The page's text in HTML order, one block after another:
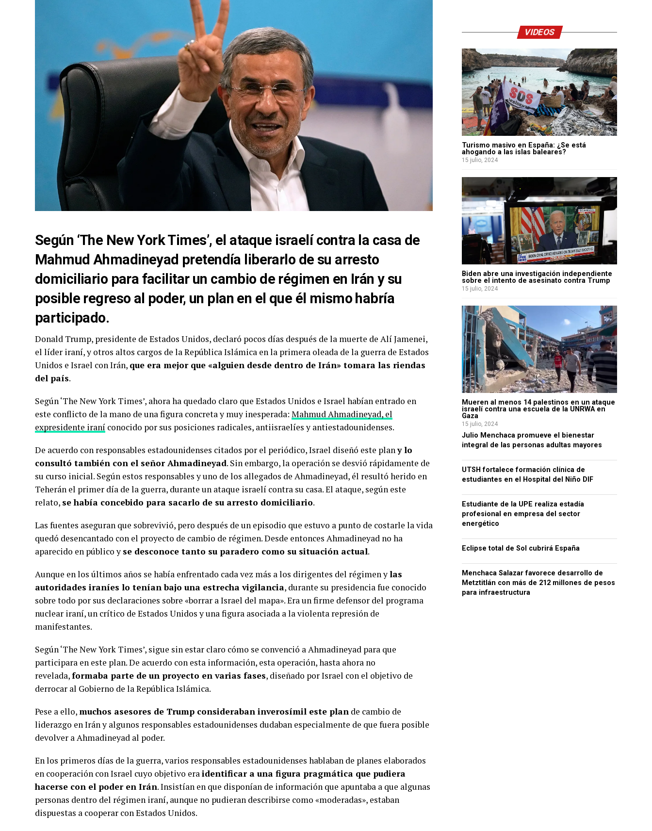
Según ‘The New York Times’, el ataque israelí contra la casa de
Mahmud Ahmadineyad pretendía liberarlo de su arresto
domiciliario para facilitar un cambio de régimen en Irán y su
posible regreso al poder, un plan en el que él mismo habría
participado.
Donald Trump, presidente de Estados Unidos, declaró pocos días después de la muerte de Alí Jamenei,
el líder iraní, y otros altos cargos de la República Islámica en la primera oleada de la guerra de Estados
Unidos e Israel con Irán, que era mejor que «alguien desde dentro de Irán» tomara las riendas
del país.
Según ‘The New York Times’, ahora ha quedado claro que Estados Unidos e Israel habían entrado en
este conflicto de la mano de una figura concreta y muy inesperada: Mahmud Ahmadineyad, el
expresidente iraní conocido por sus posiciones radicales, antiisraelíes y antiestadounidenses.
De acuerdo con responsables estadounidenses citados por el periódico, Israel diseñó este plany lo
consultó también con el señor Ahmadineyad. Sin embargo, la operación se desvió rápidamente de
su curso inicial. Según estos responsables y uno de los allegados de Ahmadineyad, él resultó herido en
Teherán el primer día de la guerra, durante un ataque israelí contra su casa. El ataque, según este
relato, se había concebido para sacarlo de su arresto domiciliario.
Las fuentes aseguran que sobrevivió, pero después de un episodio que estuvo a punto de costarle la vida
quedó desencantado con el proyecto de cambio de régimen. Desde entonces Ahmadineyad no ha
aparecido en público y se desconoce tanto su paradero como su situación actual.
Aunque en los últimos años se había enfrentado cada vez más a los dirigentes del régimen ylas
autoridades iraníes lo tenían bajo una estrecha vigilancia, durante su presidencia fue conocido
sobre todo por sus declaraciones sobre «borrar a Israel del mapa». Era un firme defensor del programa
nuclear iraní, un crítico de Estados Unidos y una figura asociada a la violenta represión de
manifestantes.
Según ‘The New York Times’, sigue sin estar claro cómo se convenció a Ahmadineyad para que
participara en este plan. De acuerdo con esta información, esta operación, hasta ahora no
revelada,formaba parte de un proyecto en varias fases, diseñado por Israel con el objetivo de
derrocar al Gobierno de la República Islámica.
Pese a ello,muchos asesores de Trump consideraban inverosímil este plan de cambio de
liderazgo en Irán y algunos responsables estadounidenses dudaban especialmente de que fuera posible
devolver a Ahmadineyad al poder.
En los primeros días de la guerra, varios responsables estadounidenses hablaban de planes elaborados
en cooperación con Israel cuyo objetivo eraidentificar a una figura pragmática que pudiera
hacerse con el poder en Irán. Insistían en que disponían de información que apuntaba a que algunas
personas dentro del régimen iraní, aunque no pudieran describirse como «moderadas», estaban
dispuestas a cooperar con Estados Unidos.
VIDEOS
Turismo masivo en España: ¿Se está
ahogando a las islas baleares?
15 julio, 2024
Biden abre una investigación independiente
sobre el intento de asesinato contra Trump
15 julio, 2024
Mueren al menos 14 palestinos en un ataque
israelí contra una escuela de la UNRWA en
Gaza
15 julio, 2024
Julio Menchaca promueve el bienestar
integral de las personas adultas mayores
UTSH fortalece formación clínica de
estudiantes en el Hospital del Niño DIF
Estudiante de la UPE realiza estadía
profesional en empresa del sector
energético
Eclipse total de Sol cubrirá España
Menchaca Salazar favorece desarrollo de
Metztitlán con más de 212 millones de pesos
para infraestructura